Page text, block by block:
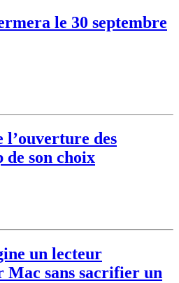
le 30 septembre
des
de son choix
un lecteur
Mac sans sacrifier un